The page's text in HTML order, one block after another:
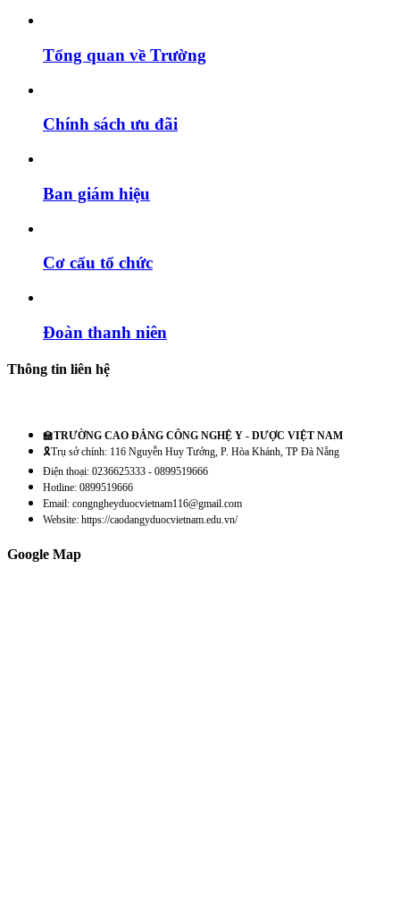
Tổng quan về Trường
Chính sách ưu đãi
Ban giám hiệu
Cơ cấu tổ chức
Đoàn thanh niên
Thông tin liên hệ
🏫TRƯỜNG CAO ĐẲNG CÔNG NGHỆ Y - DƯỢC VIỆT NAM
🎗️Trụ sở chính: 116 Nguyễn Huy Tưởng, P. Hòa Khánh, TP Đà Nẵng
Điện thoại: 0236625333 - 0899519666
Hotline: 0899519666
Email: congngheyduocvietnam116@gmail.com
Website: https://caodangyduocvietnam.edu.vn/
Google Map